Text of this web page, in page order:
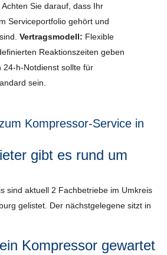
Achten Sie darauf, dass Ihr
Serviceportfolio gehört und
Vertragsmodell: Flexible
Reaktionszeiten geben
24-h-Notdienst sollte für
sein.
Kompressor-Service in
gibt es rund um
sind aktuell 2 Fachbetriebe im Umkreis
gelistet. Der nächstgelegene sitzt in
Kompressor gewartet